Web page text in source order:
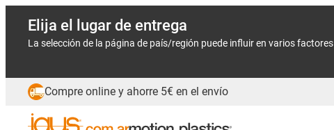
Elija el lugar de entrega
La selección de la página de país/región puede influir en varios factores
Compre online y ahorre 5€ en el envío